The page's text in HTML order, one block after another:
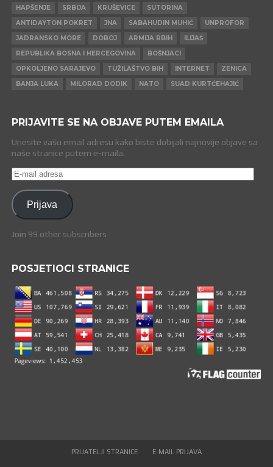
HAPŠENJE
SRBIJA KRUŠEVICE
SUTORINA
ANTIDAYTON POKRET
JNA SABAHUDIN MUHIĆ
UNPROFOR
JADRANSKO MORE
DOBOJ ARMIJA RBIH
ILIJAŠ
REPUBLIKA BOSNA I HERCEGOVINA
BOŠNJACI
OPKOLJENO SARAJEVO
TUŽILAŠTVO BIH INTERNET
ZENICA
BANJA LUKA
MILORAD DODIK NATO SUAD KURTĆEHAJIĆ
PRIJAVITE SE NA OBJAVE PUTEM EMAILA
Unesite vašu email adresu kako biste dobijali najnovije objave sa
naše stranice putem e-maila.
E-
mail
adresa
Prijava
Join 99 other subscribers
POSJETIOCI STRANICE
PRIJATELJI STRANICE E-MAIL PRIJAVA